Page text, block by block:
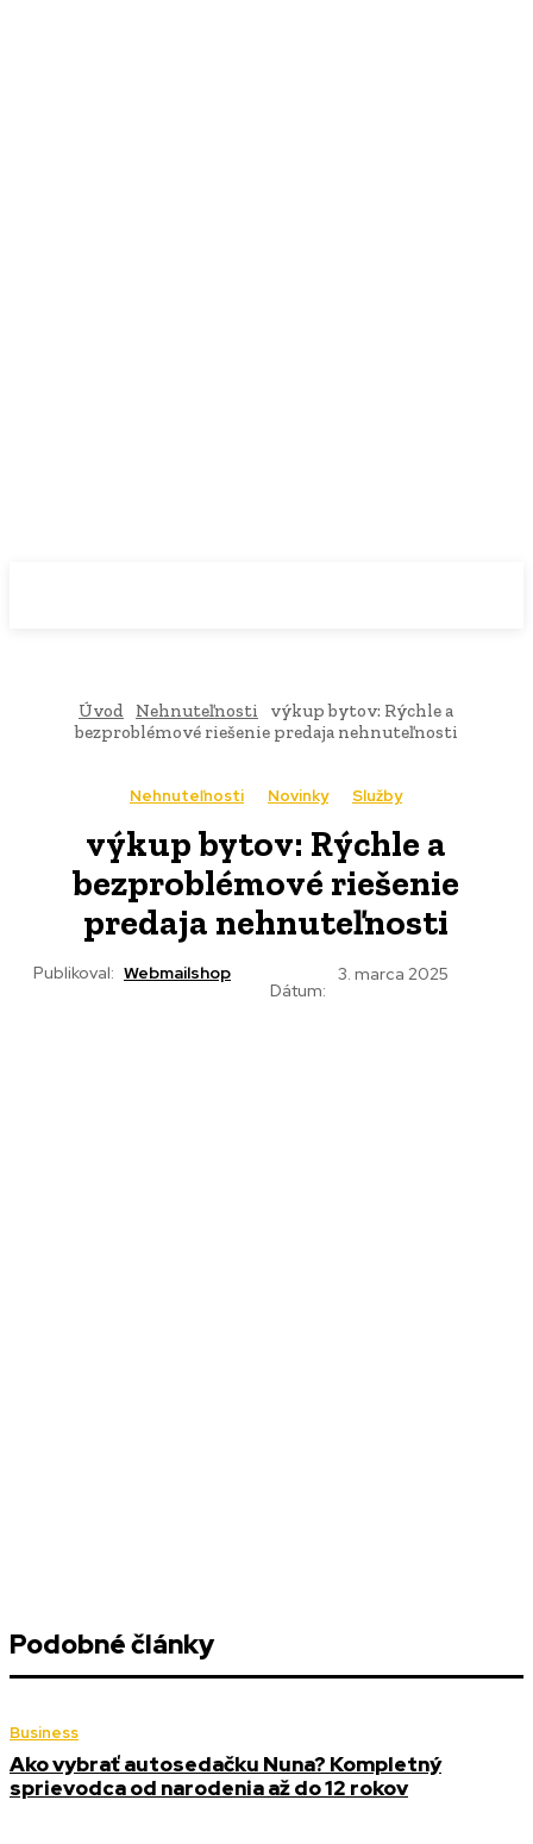
Úvod Nehnuteľnosti
výkup bytov: Rýchle a
bezproblémové riešenie predaja nehnuteľnosti
Nehnuteľnosti Novinky Služby
výkup bytov: Rýchle a
bezproblémové riešenie
predaja nehnuteľnosti
Publikoval: Webmailshop
Dátum:
3. marca 2025
Podobné články
Business
Ako vybrať autosedačku Nuna? Kompletný
sprievodca od narodenia až do 12 rokov